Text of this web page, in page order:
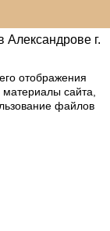
г.
отображения
сайта,
файлов